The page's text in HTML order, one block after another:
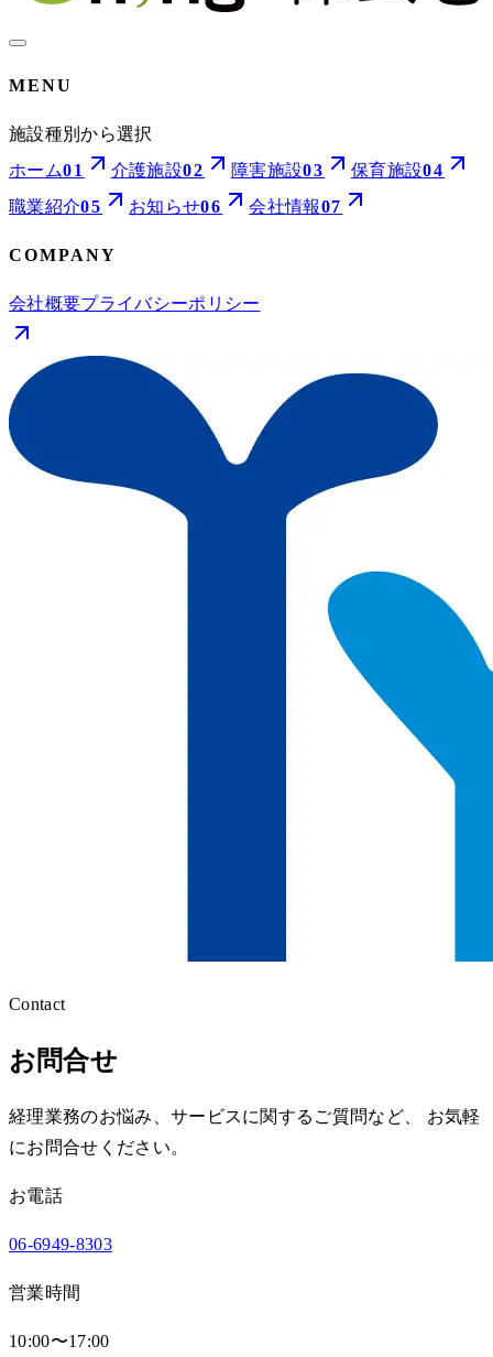
MENU
施設種別から選択
ホーム01 介護施設02 障害施設03 保育施設04
職業紹介05 お知らせ06 会社情報07
COMPANY
会社概要プライバシーポリシー
Contact
お問合せ
経理業務のお悩み、サービスに関するご質問など、 お気軽
にお問合せください。
お電話
06-6949-8303
営業時間
10:00〜17:00